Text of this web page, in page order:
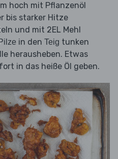
hoch mit Pflanzenöl
bis starker Hitze
und mit 2EL Mehl
in den Teig tunken
herausheben. Etwas
in das heiße Öl geben.